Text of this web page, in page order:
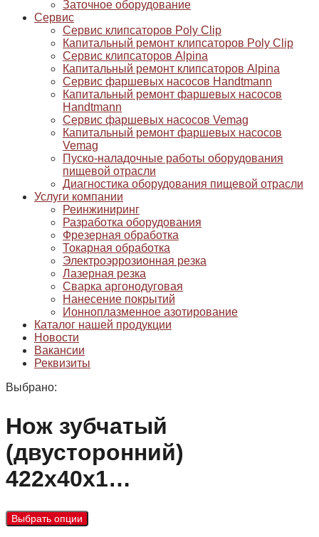
Заточное оборудование
Сервис
Сервис клипсаторов Poly Clip
Капитальный ремонт клипсаторов Poly Clip
Сервис клипсаторов Alpina
Капитальный ремонт клипсаторов Alpina
Сервис фаршевых насосов Handtmann
Капитальный ремонт фаршевых насосов
Handtmann
Сервис фаршевых насосов Vemag
Капитальный ремонт фаршевых насосов
Vemag
Пуско-наладочные работы оборудования
пищевой отрасли
Диагностика оборудования пищевой отрасли
Услуги компании
Реинжиниринг
Разработка оборудования
Фрезерная обработка
Токарная обработка
Электроэррозионная резка
Лазерная резка
Сварка аргонодуговая
Нанесение покрытий
Ионноплазменное азотирование
Каталог нашей продукции
Новости
Вакансии
Реквизиты
Выбрано:
Нож зубчатый
(двусторонний)
422х40х1…
Выбрать опции